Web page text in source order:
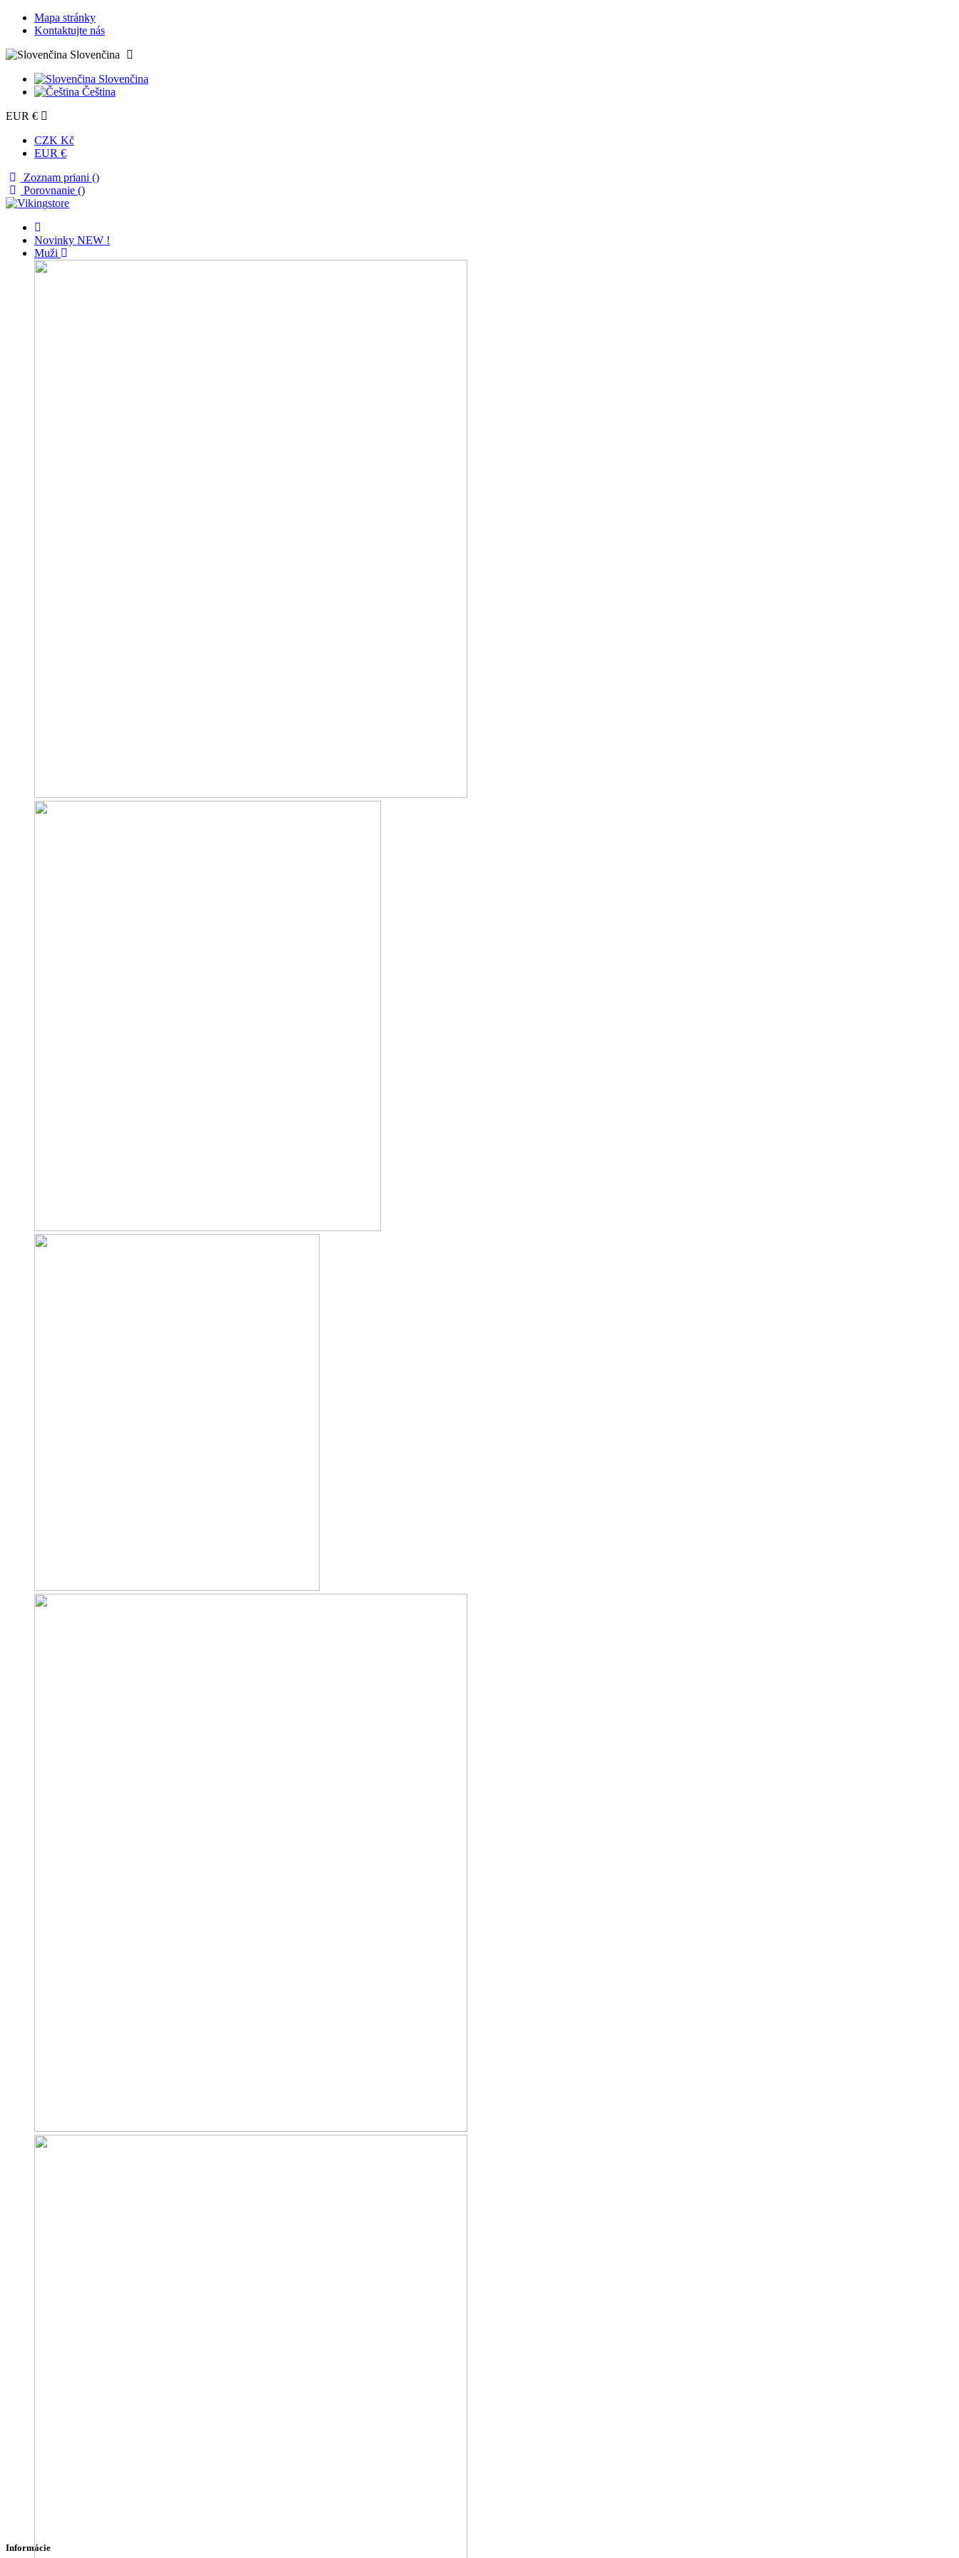
Mapa stránky
Kontaktujte nás
Slovenčina
Slovenčina
Čeština
EUR €
CZK Kč
EUR €
Zoznam priani ()
Porovnanie ()
Novinky NEW !
Muži
Informácie